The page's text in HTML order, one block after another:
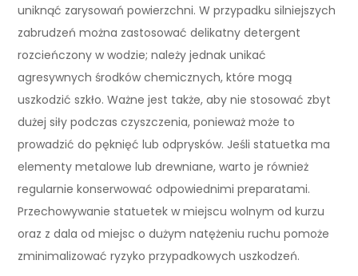
uniknąć zarysowań powierzchni. W przypadku silniejszych
zabrudzeń można zastosować delikatny detergent
rozcieńczony w wodzie; należy jednak unikać
agresywnych środków chemicznych, które mogą
uszkodzić szkło. Ważne jest także, aby nie stosować zbyt
dużej siły podczas czyszczenia, ponieważ może to
prowadzić do pęknięć lub odprysków. Jeśli statuetka ma
elementy metalowe lub drewniane, warto je również
regularnie konserwować odpowiednimi preparatami.
Przechowywanie statuetek w miejscu wolnym od kurzu
oraz z dala od miejsc o dużym natężeniu ruchu pomoże
zminimalizować ryzyko przypadkowych uszkodzeń.